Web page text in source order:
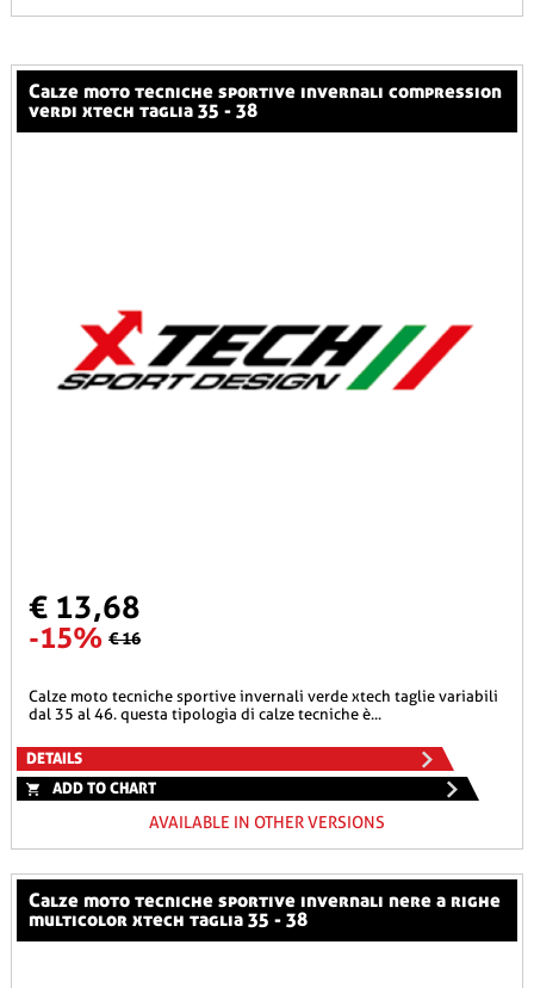
calze moto tecniche sportive invernali compression
verdi xtech taglia 35 - 38
€ 13,68
-15% € 16
calze moto tecniche sportive invernali verde xtech taglie variabili
dal 35 al 46. questa tipologia di calze tecniche è...
DETAILS
ADD TO CHART
AVAILABLE IN OTHER VERSIONS
calze moto tecniche sportive invernali nere a righe
multicolor xtech taglia 35 - 38